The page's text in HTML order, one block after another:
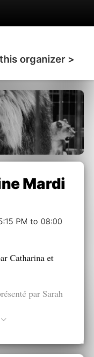
organizer >
Mardi
PM to 08:00
Catharina et
par Sarah
(Vous pourrez